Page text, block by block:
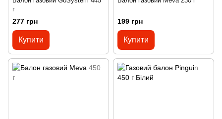
г
277 грн
Купити
199 грн
Купити